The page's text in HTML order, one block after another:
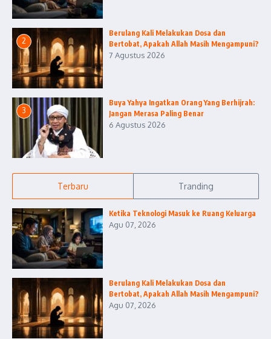
2
Berulang Kali Melakukan Dosa dan
Bertobat, Apakah Allah Masih Mengampuni?
7 Agustus 2026
3
Buya Yahya Ingatkan Orang Yang Berhijrah:
Jangan Merasa Paling Benar
6 Agustus 2026
Terbaru Tranding
Ketika Teknologi Masuk ke Ruang Keluarga
Agu 07, 2026
Berulang Kali Melakukan Dosa dan
Bertobat, Apakah Allah Masih Mengampuni?
Agu 07, 2026